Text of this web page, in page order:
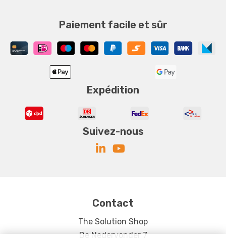
Paiement facile et sûr
Expédition
Suivez-nous
Contact
The Solution Shop
De Nedervonder 7